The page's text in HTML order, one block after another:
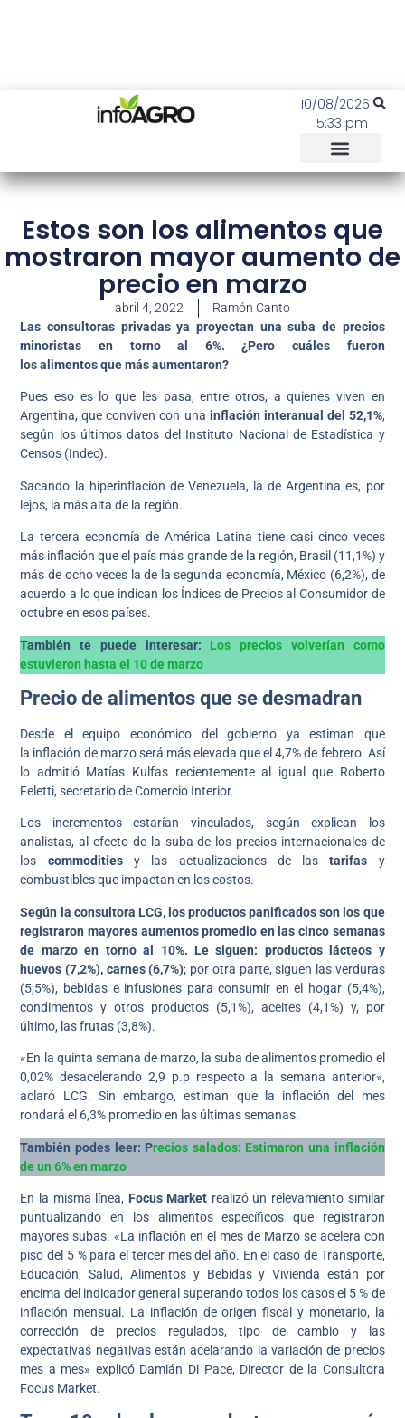
10/08/2026
5:33 pm
Estos son los alimentos que
mostraron mayor aumento de
precio en marzo
abril 4, 2022
Ramón Canto
Las consultoras privadas ya proyectan una suba de precios
minoristas en torno al 6%. ¿Pero cuáles fueron
los alimentos que más aumentaron?
Pues eso es lo que les pasa, entre otros, a quienes viven en
Argentina, que conviven con una inflación interanual del 52,1%,
según los últimos datos del Instituto Nacional de Estadística y
Censos (Indec).
Sacando la hiperinflación de Venezuela, la de Argentina es, por
lejos, la más alta de la región.
La tercera economía de América Latina tiene casi cinco veces
más inflación que el país más grande de la región, Brasil (11,1%) y
más de ocho veces la de la segunda economía, México (6,2%), de
acuerdo a lo que indican los Índices de Precios al Consumidor de
octubre en esos países.
También te puede interesar: Los precios volverían como
estuvieron hasta el 10 de marzo
Precio de alimentos que se desmadran
Desde el equipo económico del gobierno ya estiman que
la inflación de marzo será más elevada que el 4,7% de febrero. Así
lo admitió Matías Kulfas recientemente al igual que Roberto
Feletti, secretario de Comercio Interior.
Los incrementos estarían vinculados, según explican los
analistas, al efecto de la suba de los precios internacionales de
los commodities y las actualizaciones de lastarifas y
combustibles que impactan en los costos.
Según la consultora LCG, los productos panificados son los que
registraron mayores aumentos promedio en las cinco semanas
de marzo en torno al 10%. Le siguen: productos lácteos y
huevos (7,2%), carnes (6,7%); por otra parte, siguen las verduras
(5,5%), bebidas e infusiones para consumir en el hogar (5,4%),
condimentos y otros productos (5,1%), aceites (4,1%) y, por
último, las frutas (3,8%).
«En la quinta semana de marzo, la suba de alimentos promedio el
0,02% desacelerando 2,9 p.p respecto a la semana anterior»,
aclaró LCG. Sin embargo, estiman que la inflación del mes
rondará el 6,3% promedio en las últimas semanas.
También podes leer: Precios salados: Estimaron una inflación
de un 6% en marzo
En la misma línea, Focus Market realizó un relevamiento similar
puntualizando en los alimentos específicos que registraron
mayores subas. «La inflación en el mes de Marzo se acelera con
piso del 5 % para el tercer mes del año. En el caso de Transporte,
Educación, Salud, Alimentos y Bebidas y Vivienda están por
encima del indicador general superando todos los casos el 5 % de
inflación mensual. La inflación de origen fiscal y monetario, la
corrección de precios regulados, tipo de cambio y las
expectativas negativas están acelarando la variación de precios
mes a mes» explicó Damián Di Pace, Director de la Consultora
Focus Market.